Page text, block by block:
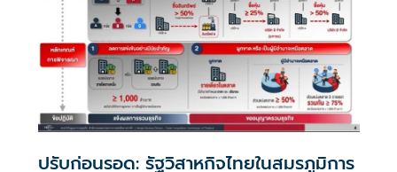
ปรับก่อนรอด: รัฐวิสาหกิจไทยในสมรภูมิการ